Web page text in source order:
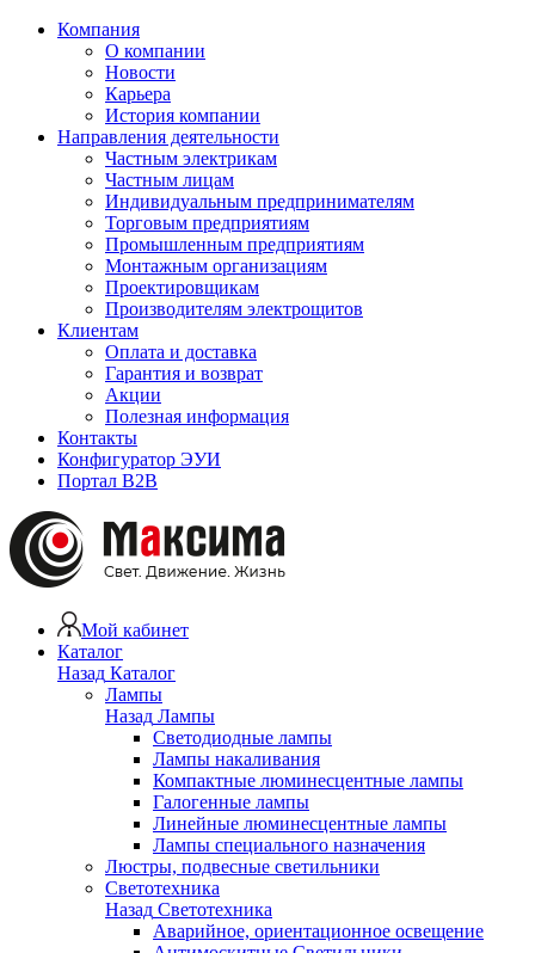
Компания
О компании
Новости
Карьера
История компании
Направления деятельности
Частным электрикам
Частным лицам
Индивидуальным предпринимателям
Торговым предприятиям
Промышленным предприятиям
Монтажным организациям
Проектировщикам
Производителям электрощитов
Клиентам
Оплата и доставка
Гарантия и возврат
Акции
Полезная информация
Контакты
Конфигуратор ЭУИ
Портал B2B
Мой кабинет
Каталог
Назад Каталог
Лампы
Назад Лампы
Светодиодные лампы
Лампы накаливания
Компактные люминесцентные лампы
Галогенные лампы
Линейные люминесцентные лампы
Лампы специального назначения
Люстры, подвесные светильники
Светотехника
Назад Светотехника
Аварийное, ориентационное освещение